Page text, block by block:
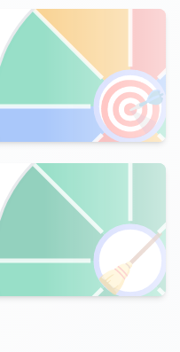
🎯
🧹